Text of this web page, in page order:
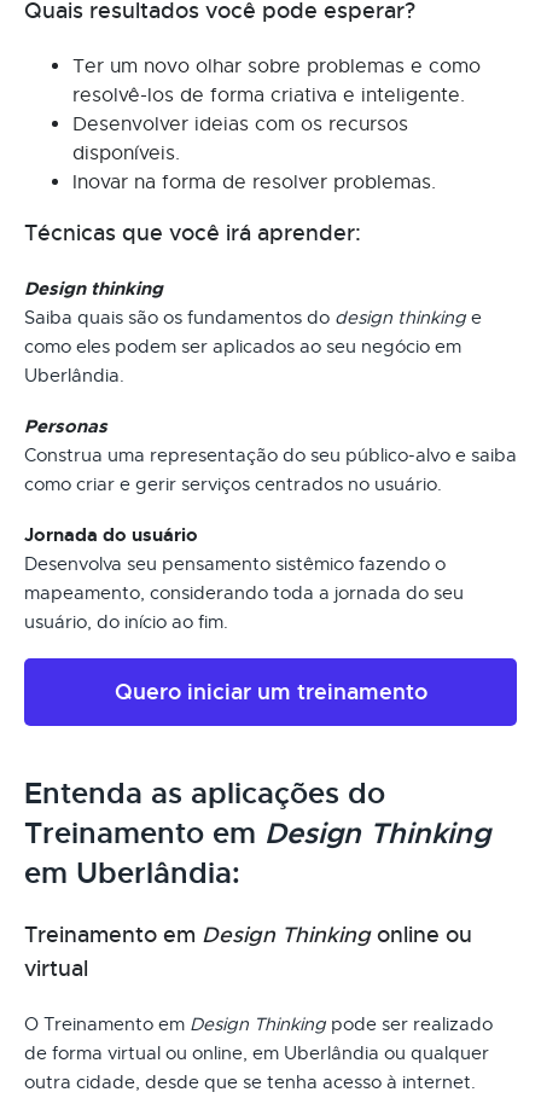
Quais resultados você pode esperar?
Ter um novo olhar sobre problemas e como
resolvê-los de forma criativa e inteligente.
Desenvolver ideias com os recursos
disponíveis.
Inovar na forma de resolver problemas.
Técnicas que você irá aprender:
Design thinking
Saiba quais são os fundamentos do design thinking e
como eles podem ser aplicados ao seu negócio em
Uberlândia.
Personas
Construa uma representação do seu público-alvo e saiba
como criar e gerir serviços centrados no usuário.
Jornada do usuário
Desenvolva seu pensamento sistêmico fazendo o
mapeamento, considerando toda a jornada do seu
usuário, do início ao fim.
Quero iniciar um treinamento
Entenda as aplicações do
Treinamento em Design Thinking
em Uberlândia:
Treinamento em Design Thinkingonline ou
virtual
O Treinamento em Design Thinking pode ser realizado
de forma virtual ou online, em Uberlândia ou qualquer
outra cidade, desde que se tenha acesso à internet.